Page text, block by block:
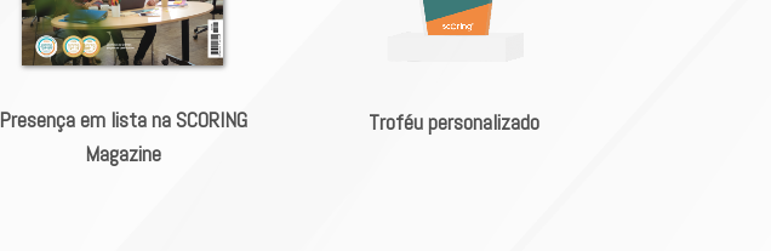
Presença em lista na SCORING
Magazine
Troféu personalizado